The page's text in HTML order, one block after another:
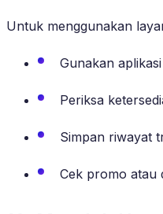
Untuk menggunakan
Gunakan
Periksa
Simpan riwayat
Cek promo atau